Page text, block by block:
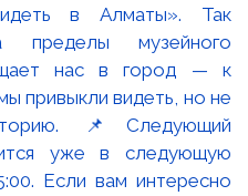
в Алматы». Так
пределы музейного
нас в город — к
привыкли видеть, но не
📌Следующий
уже в следующую
Если вам интересно